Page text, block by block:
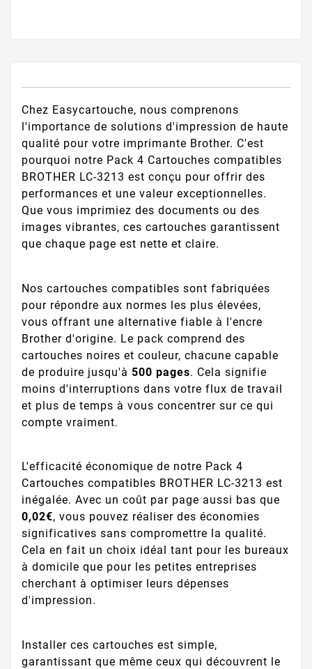
Chez Easycartouche, nous comprenons
l'importance de solutions d'impression de haute
qualité pour votre imprimante Brother. C'est
pourquoi notre Pack 4 Cartouches compatibles
BROTHER LC-3213 est conçu pour offrir des
performances et une valeur exceptionnelles.
Que vous imprimiez des documents ou des
images vibrantes, ces cartouches garantissent
que chaque page est nette et claire.
Nos cartouches compatibles sont fabriquées
pour répondre aux normes les plus élevées,
vous offrant une alternative fiable à l'encre
Brother d'origine. Le pack comprend des
cartouches noires et couleur, chacune capable
de produire jusqu'à 500 pages. Cela signifie
moins d'interruptions dans votre flux de travail
et plus de temps à vous concentrer sur ce qui
compte vraiment.
L'efficacité économique de notre Pack 4
Cartouches compatibles BROTHER LC-3213 est
inégalée. Avec un coût par page aussi bas que
0,02€, vous pouvez réaliser des économies
significatives sans compromettre la qualité.
Cela en fait un choix idéal tant pour les bureaux
à domicile que pour les petites entreprises
cherchant à optimiser leurs dépenses
d'impression.
Installer ces cartouches est simple,
garantissant que même ceux qui découvrent le